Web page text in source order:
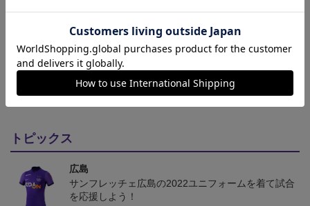
決済について
ギフト対応について
ヘルプページ
トピックス
広島
サンフレッチェ広島の2022ユニフォームを着て試合
を応援しよう！